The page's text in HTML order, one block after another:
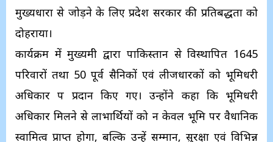
मुख्यधारा से जोड़ने के लिए प्रदेश सरकार की प्रतिबद्धता को
दोहराया।
कार्यक्रम में मुख्यमंत्री द्वारा पाकिस्तान से विस्थापित 1645
परिवारों तथा 50 पूर्व सैनिकों एवं लीजधारकों को भूमिधरी
अधिकार पत्र प्रदान किए गए। उन्होंने कहा कि भूमिधरी
अधिकार मिलने से लाभार्थियों को न केवल भूमि पर वैधानिक
स्वामित्व प्राप्त होगा, बल्कि उन्हें सम्मान, सुरक्षा एवं विभिन्न